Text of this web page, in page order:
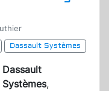
Dassault Systèmes
Dassault
Systèmes,